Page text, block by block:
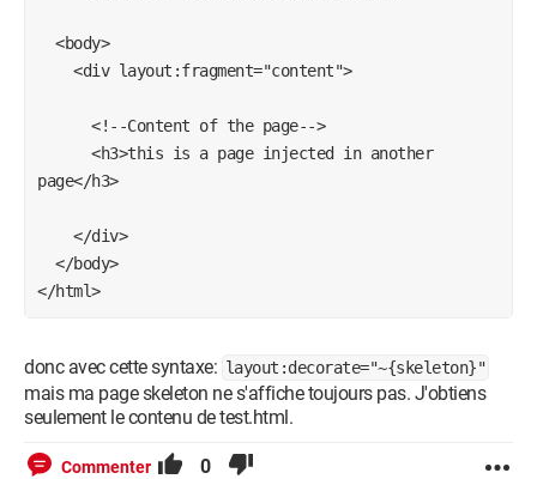
page</h3>
</html>
donc avec cette syntaxe: layout:decorate="~{skeleton}"
mais ma page skeleton ne s'affiche toujours pas. J'obtiens
seulement le contenu de test.html.
Commenter 0